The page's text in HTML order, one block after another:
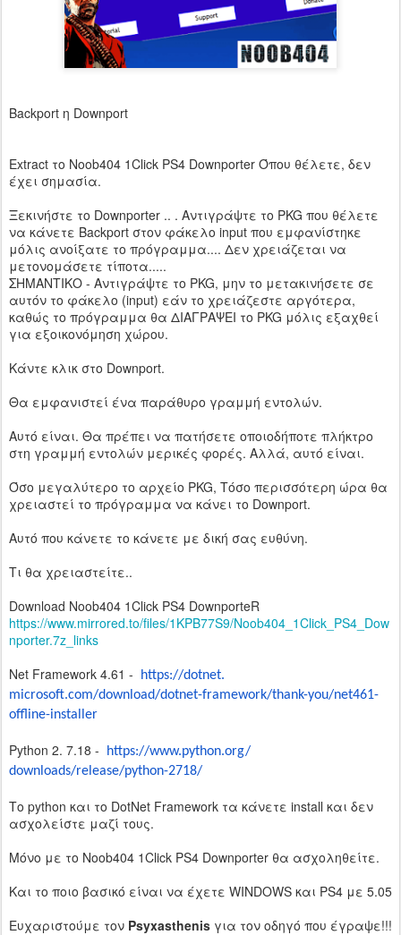
Backport η Downport
Extract το Noob404 1Click PS4 Downporter Όπου θέλετε, δεν
έχει σημασία.
Ξεκινήστε το Downporter .. . Αντιγράψτε το PKG που θέλετε
να κάνετε Backport στον φάκελο input που εμφανίστηκε
μόλις ανοίξατε το πρόγραμμα.... Δεν χρειάζεται να
μετονομάσετε τίποτα.....
ΣΗΜΑΝΤΙΚΟ - Αντιγράψτε το PKG, μην το μετακινήσετε σε
αυτόν το φάκελο (input) εάν το χρειάζεστε αργότερα,
καθώς το πρόγραμμα θα ΔΙΑΓΡΑΨΕΙ το PKG μόλις εξαχθεί
για εξοικονόμηση χώρου.
Κάντε κλικ στο Downport.
Θα εμφανιστεί ένα παράθυρο γραμμή εντολών.
Αυτό είναι. Θα πρέπει να πατήσετε οποιοδήποτε πλήκτρο
στη γραμμή εντολών μερικές φορές. Αλλά, αυτό είναι.
Όσο μεγαλύτερο το αρχείο PKG, Τόσο περισσότερη ώρα θα
χρειαστεί το πρόγραμμα να κάνει το Downport.
Αυτό που κάνετε το κάνετε με δική σας ευθύνη.
Τι θα χρειαστείτε..
Download Noob404 1Click PS4 DownporteR
https://www.mirrored.to/files/1KPB77S9/Noob404_1Click_PS4_Dow
nporter.7z_links
Net Framework 4.61 -
https://dotnet.
microsoft.com/download/dotnet-framework/thank-you/net461-
offline-installer
Python 2. 7.18 -
https://www.python.org/
downloads/release/python-2718/
Το python και το DotNet Framework τα κάνετε install και δεν
ασχολείστε μαζί τους.
Μόνο με το Noob404 1Click PS4 Downporter θα ασχοληθείτε.
Και το ποιο βασικό είναι να έχετε WINDOWS και PS4 με 5.05
Ευχαριστούμε τον Psyxasthenis για τον οδηγό που έγραψε!!!